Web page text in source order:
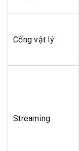
Cổng vật lý
Streaming